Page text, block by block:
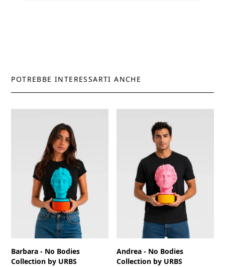
POTREBBE INTERESSARTI ANCHE
Barbara - No Bodies
Collection by URBS
Andrea - No Bodies
Collection by URBS